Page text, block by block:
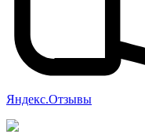
Яндекс.Отзывы